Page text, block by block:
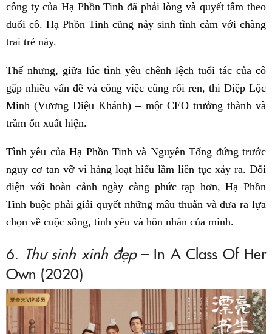
công ty của Hạ Phồn Tinh đã phải lòng và quyết tâm theo
đuổi cô. Hạ Phồn Tinh cũng nảy sinh tình cảm với chàng
trai trẻ này.
Thế nhưng, giữa lúc tình yêu chênh lệch tuổi tác của cô
gặp nhiều vấn đề và công việc cũng rối ren, thì Diệp Lộc
Minh (Vương Diệu Khánh) – một CEO trưởng thành và
trầm ổn xuất hiện.
Tình yêu của Hạ Phồn Tinh và Nguyên Tống đứng trước
nguy cơ tan vỡ vì hàng loạt hiểu lầm liên tục xảy ra. Đối
diện với hoàn cảnh ngày càng phức tạp hơn, Hạ Phồn
Tinh buộc phải giải quyết những mâu thuẫn và đưa ra lựa
chọn về cuộc sống, tình yêu và hôn nhân của mình.
6. Thư sinh xinh đẹp– In A Class Of Her
Own (2020)